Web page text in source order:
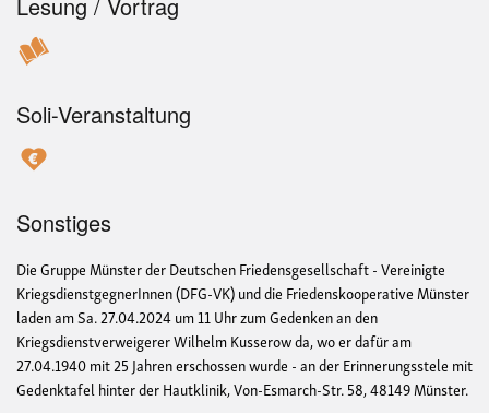
Lesung / Vortrag
Soli-Veranstaltung
Sonstiges
Die Gruppe Münster der Deutschen Friedensgesellschaft - Vereinigte
KriegsdienstgegnerInnen (DFG-VK) und die Friedenskooperative Münster
laden am Sa. 27.04.2024 um 11 Uhr zum Gedenken an den
Kriegsdienstverweigerer Wilhelm Kusserow da, wo er dafür am
27.04.1940 mit 25 Jahren erschossen wurde - an der Erinnerungsstele mit
Gedenktafel hinter der Hautklinik, Von-Esmarch-Str. 58, 48149 Münster.